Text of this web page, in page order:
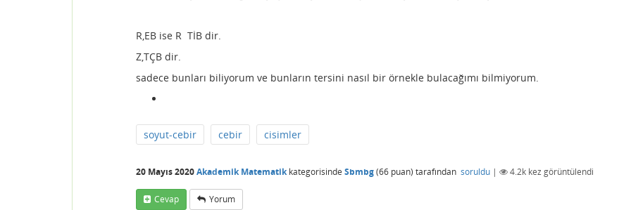
R,EB ise R TİB dir.
Z,TÇB dir.
sadece bunları biliyorum ve bunların tersini nasıl bir örnekle bulacağımı bilmiyorum.
soyut-cebir cebir cisimler
20 Mayıs 2020Akademik Matematikkategorisinde Sbmbg(66 puan) tarafından soruldu | 4.2k kez görüntülendi
Cevap Yorum